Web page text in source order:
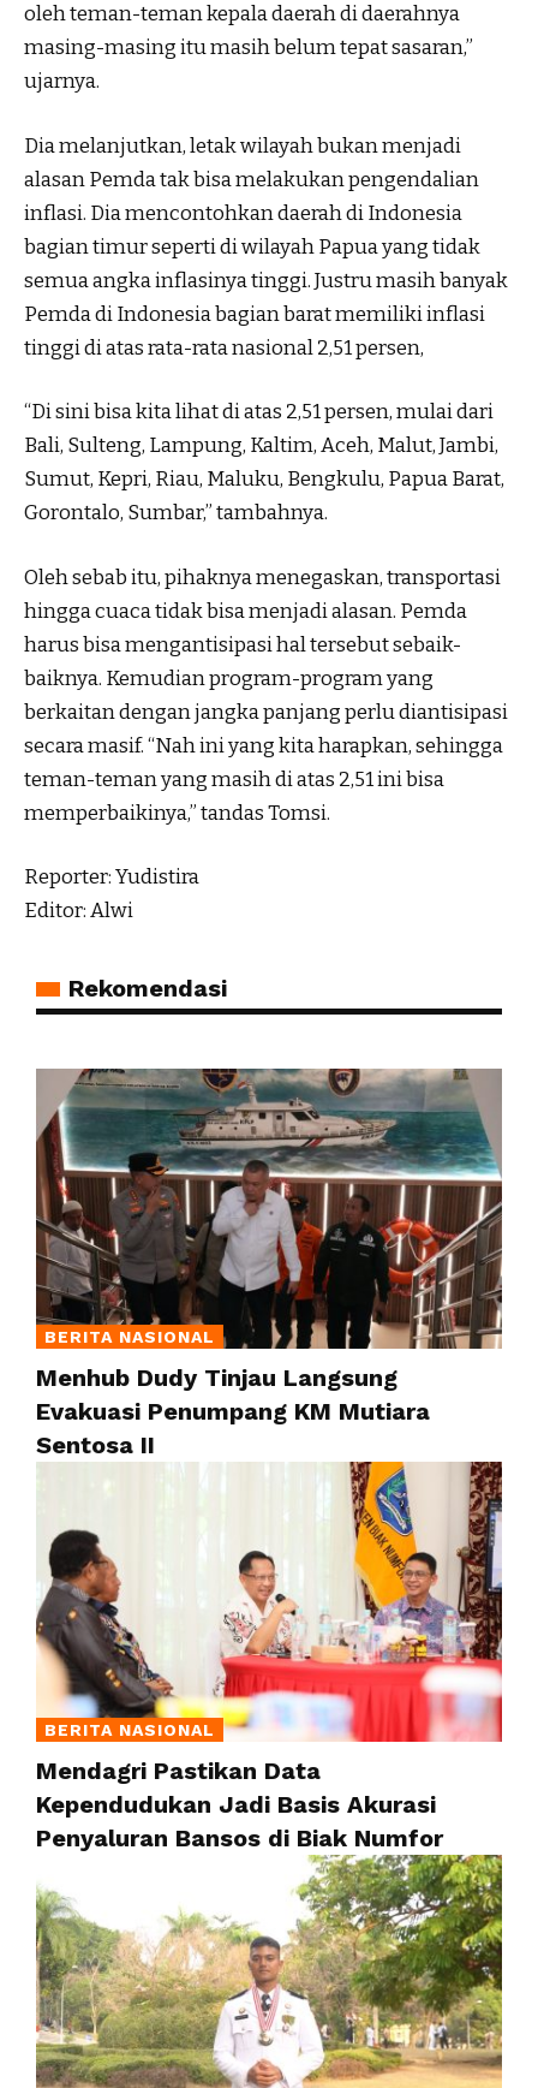
oleh teman-teman kepala daerah di daerahnya
masing-masing itu masih belum tepat sasaran,”
ujarnya.
Dia melanjutkan, letak wilayah bukan menjadi
alasan Pemda tak bisa melakukan pengendalian
inflasi. Dia mencontohkan daerah di Indonesia
bagian timur seperti di wilayah Papua yang tidak
semua angka inflasinya tinggi. Justru masih banyak
Pemda di Indonesia bagian barat memiliki inflasi
tinggi di atas rata-rata nasional 2,51 persen,
“Di sini bisa kita lihat di atas 2,51 persen, mulai dari
Bali, Sulteng, Lampung, Kaltim, Aceh, Malut, Jambi,
Sumut, Kepri, Riau, Maluku, Bengkulu, Papua Barat,
Gorontalo, Sumbar,” tambahnya.
Oleh sebab itu, pihaknya menegaskan, transportasi
hingga cuaca tidak bisa menjadi alasan. Pemda
harus bisa mengantisipasi hal tersebut sebaik-
baiknya. Kemudian program-program yang
berkaitan dengan jangka panjang perlu diantisipasi
secara masif. “Nah ini yang kita harapkan, sehingga
teman-teman yang masih di atas 2,51 ini bisa
memperbaikinya,” tandas Tomsi.
Reporter: Yudistira
Editor: Alwi
Rekomendasi
BERITA NASIONAL
Menhub Dudy Tinjau Langsung
Evakuasi Penumpang KM Mutiara
Sentosa II
BERITA NASIONAL
Mendagri Pastikan Data
Kependudukan Jadi Basis Akurasi
Penyaluran Bansos di Biak Numfor